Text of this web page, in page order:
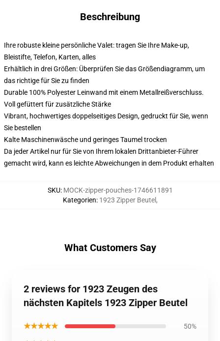
Beschreibung
Ihre robuste kleine persönliche Valet: tragen Sie Ihre Make-up,
Bleistifte, Telefon, Karten, alles
Erhältlich in drei Größen: Überprüfen Sie das Größendiagramm, um
das richtige für Sie zu finden
Durable 100% Polyester Leinwand mit einem Metallreißverschluss.
Voll gefüttert für zusätzliche Stärke
Vibrant, hochwertiges doppelseitiges Design, gedruckt für Sie, wenn
Sie bestellen
Kalte Maschinenwäsche und geringes Taumel trocken
Da jeder Artikel nur für Sie von Ihrem lokalen Drittanbieter-Führer
gemacht wird, kann es leichte Abweichungen in dem Produkt erhalten
SKU: MOCK-zipper-pouches-1746611891
Kategorien: 1923 Zipper Beutel ,
What Customers Say
2 reviews for 1923 Zeugen des
nächsten Kapitels 1923 Zipper Beutel
★★★★★ 50%